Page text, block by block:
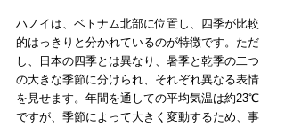
ハノイは、ベトナム北部に位置し、四季が比較
的はっきりと分かれているのが特徴です。ただ
し、日本の四季とは異なり、暑季と乾季の二つ
の大きな季節に分けられ、それぞれ異なる表情
を見せます。年間を通しての平均気温は約23℃
ですが、季節によって大きく変動するため、事